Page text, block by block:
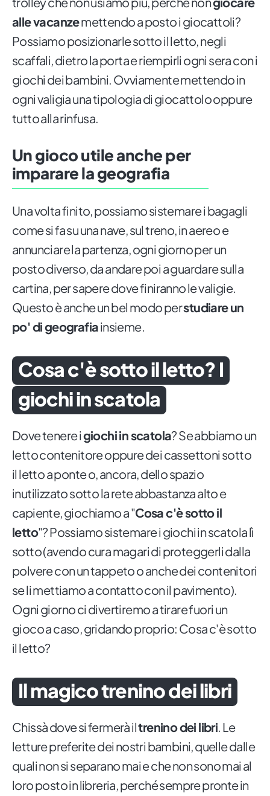
alle vacanzemettendo a posto i giocattoli?
Possiamo posizionarle sotto il letto, negli
scaffali, dietro la porta e riempirli ogni sera con i
giochi dei bambini. Ovviamente mettendo in
ogni valigia una tipologia di giocattolo oppure
tutto alla rinfusa.
Un gioco utile anche per
imparare la geografia
Una volta finito, possiamo sistemare i bagagli
come si fa su una nave, sul treno, in aereo e
annunciare la partenza, ogni giorno per un
posto diverso, da andare poi a guardare sulla
cartina, per sapere dove finiranno le valigie.
Questo è anche un bel modo perstudiare un
po' di geografiainsieme.
Cosa c'è sotto il letto? I
giochi in scatola
Dove tenere igiochi in scatola? Se abbiamo un
letto contenitore oppure dei cassettoni sotto
il letto a ponte o, ancora, dello spazio
inutilizzato sotto la rete abbastanza alto e
capiente, giochiamo a "Cosa c'è sotto il
letto"? Possiamo sistemare i giochi in scatola lì
sotto (avendo cura magari di proteggerli dalla
polvere con un tappeto o anche dei contenitori
se li mettiamo a contatto con il pavimento).
Ogni giorno ci divertiremo a tirare fuori un
gioco a caso, gridando proprio: Cosa c'è sotto
il letto?
Il magico trenino dei libri
Chissà dove si fermerà iltrenino dei libri. Le
letture preferite dei nostri bambini, quelle dalle
quali non si separano mai e che non sono mai al
loro posto in libreria, perché sempre pronte in